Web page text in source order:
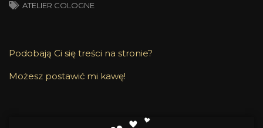
ATELIER COLOGNE
Podobają Ci się treści na stronie?
Możesz postawić mi kawę!